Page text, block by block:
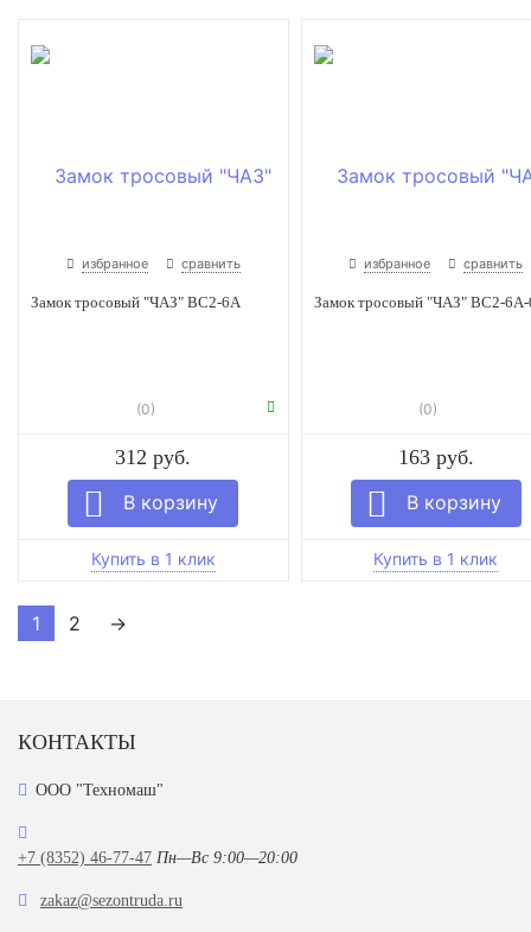
избранное сравнить
Замок тросовый "ЧАЗ" ВС2-6А
(0)
312 руб.
избранное сравнить
Замок тросовый "ЧАЗ" ВС2-6А-
(0)
163 руб.
1 2 →
КОНТАКТЫ
ООО "Техномаш"
+7 (8352) 46-77-47 Пн—Вс 9:00—20:00
zakaz@sezontruda.ru